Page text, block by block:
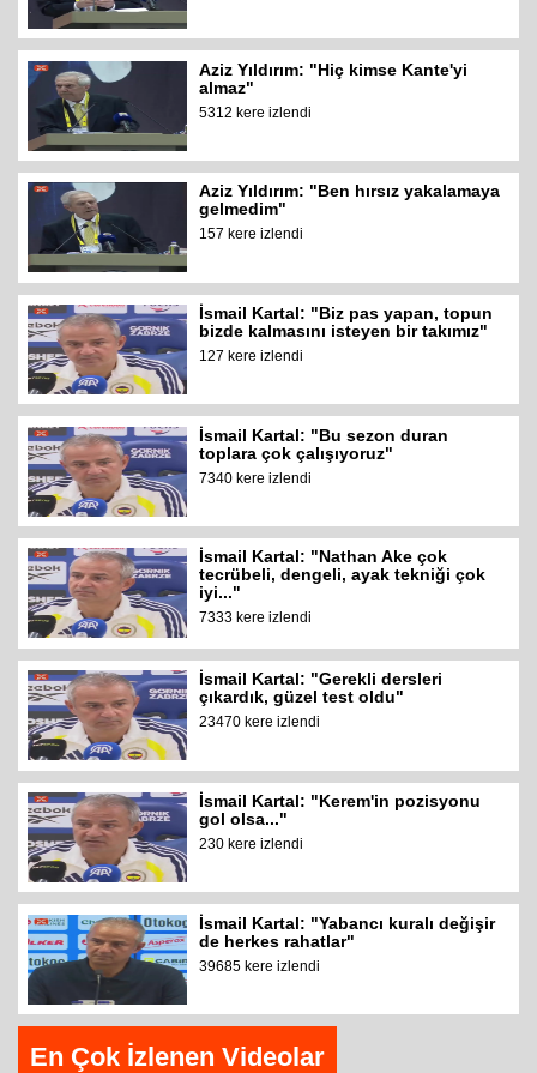
Aziz Yıldırım: "Hiç kimse Kante'yi
almaz"
5312 kere izlendi
Aziz Yıldırım: "Ben hırsız yakalamaya
gelmedim"
157 kere izlendi
İsmail Kartal: "Biz pas yapan, topun
bizde kalmasını isteyen bir takımız"
127 kere izlendi
İsmail Kartal: "Bu sezon duran
toplara çok çalışıyoruz"
7340 kere izlendi
İsmail Kartal: "Nathan Ake çok
tecrübeli, dengeli, ayak tekniği çok
iyi..."
7333 kere izlendi
İsmail Kartal: "Gerekli dersleri
çıkardık, güzel test oldu"
23470 kere izlendi
İsmail Kartal: "Kerem'in pozisyonu
gol olsa..."
230 kere izlendi
İsmail Kartal: "Yabancı kuralı değişir
de herkes rahatlar"
39685 kere izlendi
En Çok İzlenen Videolar